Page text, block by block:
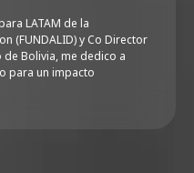
LATAM
propósito definidos,
LATAM de la
(FUNDALID) y Co Director
de Bolivia, me dedico a
para un impacto